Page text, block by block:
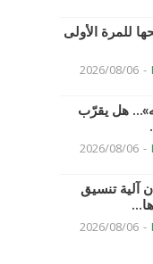
للمرة الأولى
-
2026/08/06
هل يقرّب
-
2026/08/06
آلية تنسيق
-
2026/08/06